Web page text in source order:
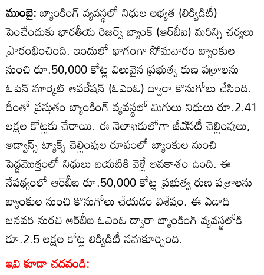
ముంబై:బ్యాంకింగ్‌ వ్యవస్థలో నిధుల లభ్యత (లిక్విడిటీ)
పెంచేందుకు భారతీయ రిజర్వ్‌ బ్యాంక్‌ (ఆర్‌బీఐ) మరిన్ని చర్యలు
ప్రారంభించింది. ఇందులో భాగంగా సోమవారం బ్యాంకుల
నుంచి రూ.50,000 కోట్ల విలువైన ప్రభుత్వ రుణ పత్రాలను
ఓపెన్‌ మార్కెట్‌ ఆపరేషన్‌ (ఓఎంఓ) ద్వారా కొనుగోలు చేసింది.
దీంతో ప్రస్తుతం బ్యాంకింగ్‌ వ్యవస్థలో మిగులు నిధులు రూ.2.41
లక్షల కోట్లకు చేరాయి. ఈ నెలాఖరులోగా జీఎ్‌సటీ చెల్లింపులు,
అడ్వాన్స్‌ ట్యాక్స్‌ చెల్లింపుల రూపంలో బ్యాంకుల నుంచి
పెద్దమొత్తంలో నిధులు బయటికి వెళ్లే అవకాశం ఉంది. ఈ
నేపథ్యంలో ఆర్‌బీఐ రూ.50,000 కోట్ల ప్రభుత్వ రుణ పత్రాలను
బ్యాంకుల నుంచి కొనుగోలు చేయడం విశేషం. ఈ ఏడాది
జనవరి నురచి ఆర్‌బీఐ ఓఎంఓ ద్వారా బ్యాంకింగ్‌ వ్యవస్థలోకి
రూ.2.5 లక్షల కోట్ల లిక్విడిటీ సమకూర్చింది.
ఇవి కూడా చదవండి: